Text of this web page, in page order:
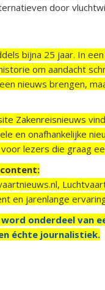
door
bijna 25 jaar. In
om aandacht
nieuws brengen,
Zakenreisnieuws
en onafhankelijke
lezers die graag
en jarenlange
onderdeel van
échte journalistiek.